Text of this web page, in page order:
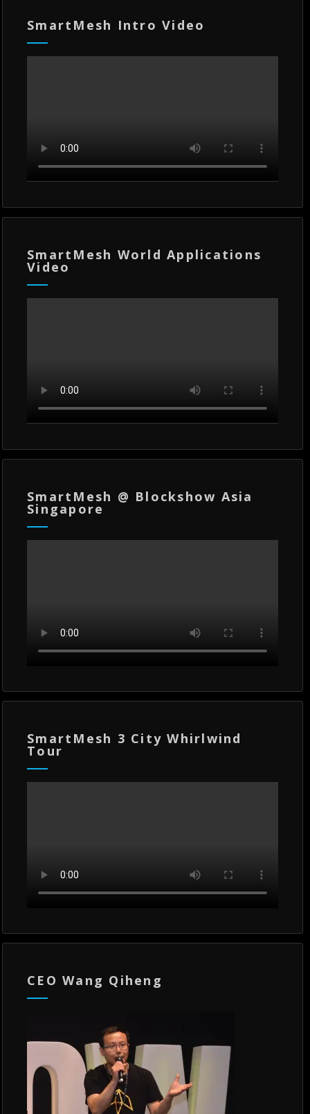
SmartMesh Intro Video
SmartMesh World Applications
Video
SmartMesh @ Blockshow Asia
Singapore
SmartMesh 3 City Whirlwind
Tour
CEO Wang Qiheng